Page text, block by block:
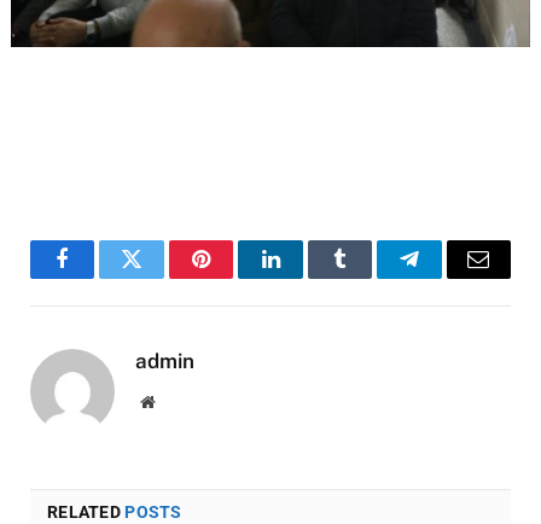
FacebookTwitter PinterestLinkedInTumblr TelegramEmail
admin
Website
RELATEDPOSTS